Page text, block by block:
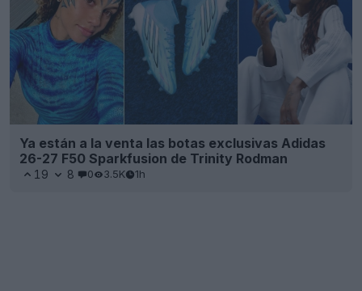
Ya están a la venta las botas exclusivas Adidas
26-27 F50 Sparkfusion de Trinity Rodman
19 8 0 3.5K 1h